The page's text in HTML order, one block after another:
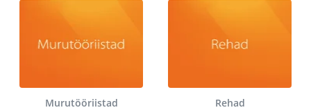
Murutööriistad Rehad